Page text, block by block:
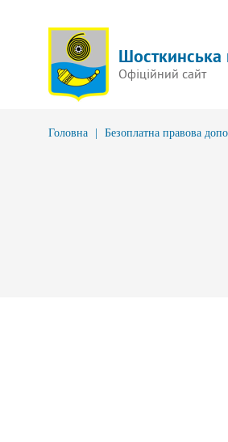
Шосткинська
Офіційний сайт
Головна Безоплатна правова